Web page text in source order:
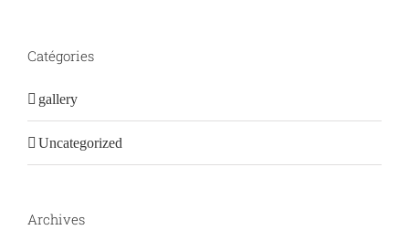
Catégories
gallery
Uncategorized
Archives